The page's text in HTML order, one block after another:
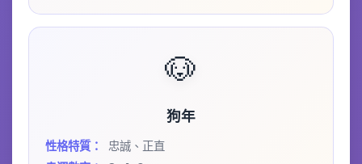
🐶
狗年
性格特質：
忠誠、正直